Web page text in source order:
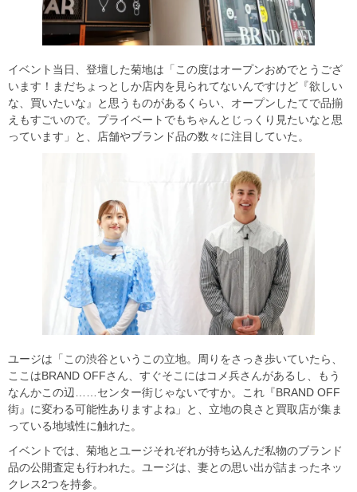
イベント当日、登壇した菊地は「この度はオープンおめでとうござ
います！まだちょっとしか店内を見られてないんですけど『欲しい
な、買いたいな』と思うものがあるくらい、オープンしたてで品揃
えもすごいので。プライベートでもちゃんとじっくり見たいなと思
っています」と、店舗やブランド品の数々に注目していた。
ユージは「この渋谷というこの立地。周りをさっき歩いていたら、
ここはBRAND OFFさん、すぐそこにはコメ兵さんがあるし、もう
なんかこの辺……センター街じゃないですか。これ『BRAND OFF
街』に変わる可能性ありますよね」と、立地の良さと買取店が集ま
っている地域性に触れた。
イベントでは、菊地とユージそれぞれが持ち込んだ私物のブランド
品の公開査定も行われた。ユージは、妻との思い出が詰まったネッ
クレス2つを持参。